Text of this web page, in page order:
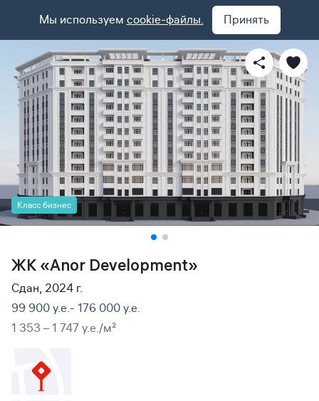
Мы используем cookie-файлы. Принять
Класс бизнес
ЖК «Anor Development»
Сдан, 2024 г.
99 900 y.e.- 176 000 y.e.
1 353 – 1 747 y.e./м²